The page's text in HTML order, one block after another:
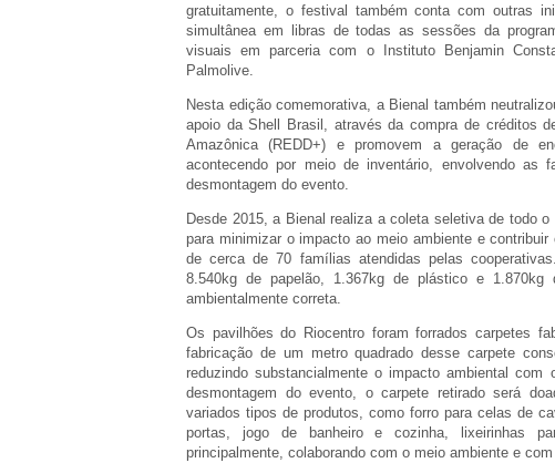
gratuitamente, o festival também conta com outras
simultânea em libras de todas as sessões da
visuais em parceria com o Instituto Benjamin
Palmolive.
Nesta edição comemorativa, a Bienal também
apoio da Shell Brasil, através da compra de créditos
Amazônica (REDD+) e promovem a geração de
acontecendo por meio de inventário, envolvendo as
desmontagem do evento.
Desde 2015, a Bienal realiza a coleta seletiva de todo
para minimizar o impacto ao meio ambiente e
de cerca de 70 famílias atendidas pelas
8.540kg de papelão, 1.367kg de plástico e
ambientalmente correta.
Os pavilhões do Riocentro foram forrados carpetes
fabricação de um metro quadrado desse carpete
reduzindo substancialmente o impacto ambiental
desmontagem do evento, o carpete retirado será
variados tipos de produtos, como forro para celas de
portas, jogo de banheiro e cozinha, lixeirinhas
principalmente, colaborando com o meio ambiente e